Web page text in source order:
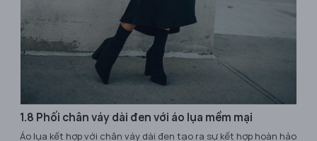
1.8 Phối chân váy dài đen với áo lụa mềm mại
Áo lụa kết hợp với chân váy dài đen tạo ra sự kết hợp hoàn hảo